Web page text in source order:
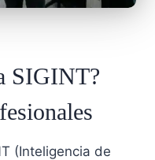
SIGINT?
(Inteligencia de